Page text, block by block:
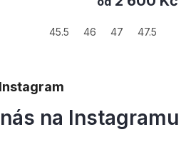
37.5
Instagram
na Instagramu